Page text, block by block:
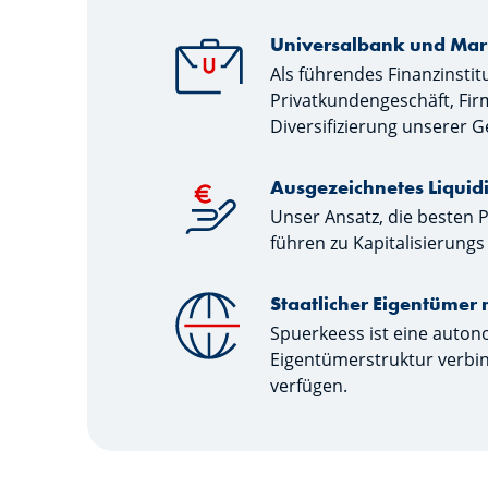
Universalbank und
Als führendes
Privatkundengeschäft,
Diversifizierung unserer
Ausgezeichnetes
Unser Ansatz, die besten
führen zu
Staatlicher Eigentümer
Spuerkeess ist eine
Eigentümerstruktur
verfügen.